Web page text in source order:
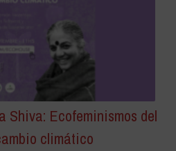
Shiva: Ecofeminismos del
climático